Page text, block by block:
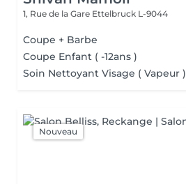
1, Rue de la Gare Ettelbruck L-9044
Coupe + Barbe
Coupe Enfant ( -12ans )
Soin Nettoyant Visage ( Vapeur )
Nouveau